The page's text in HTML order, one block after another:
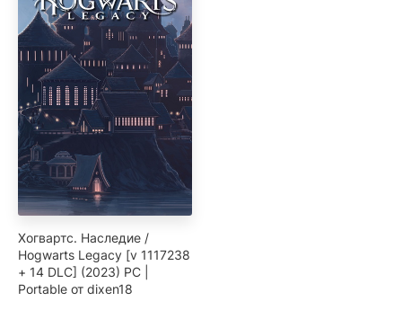
Хогвартс. Наследие /
Hogwarts Legacy [v 1117238
+ 14 DLC] (2023) PC |
Portable от dixen18